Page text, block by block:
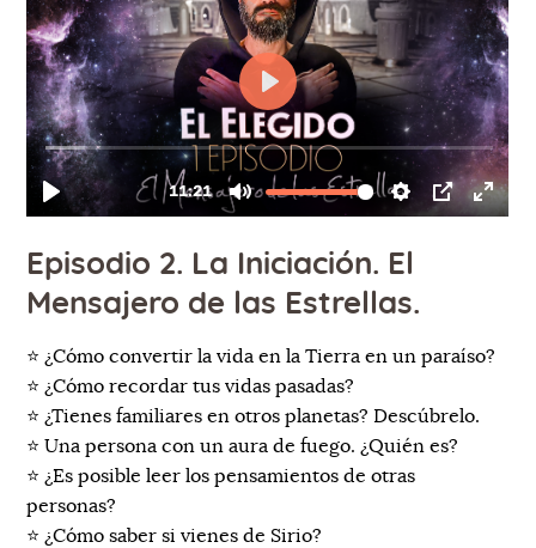
Episodio 2. La Iniciación. El
Mensajero de las Estrellas.
⭐¿Cómo convertir la vida en la Tierra en un paraíso?
⭐ ¿Cómo recordar tus vidas pasadas?
⭐ ¿Tienes familiares en otros planetas? Descúbrelo.
⭐ Una persona con un aura de fuego. ¿Quién es?
⭐ ¿Es posible leer los pensamientos de otras
personas?
⭐ ¿Cómo saber si vienes de Sirio?